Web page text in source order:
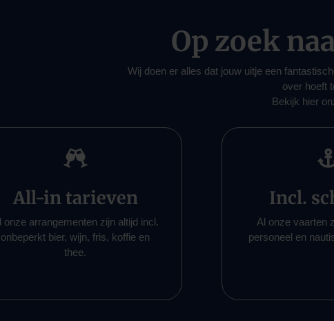
Op zoek
Wij doen er alles dat jouw uitje een
over hoeft
Bekijk hier

All-in tarieven
onze arrangementen zijn altijd incl.
onbeperkt bier, wijn, fris, koffie en
thee.
Incl.
Al onze vaarten
personeel en